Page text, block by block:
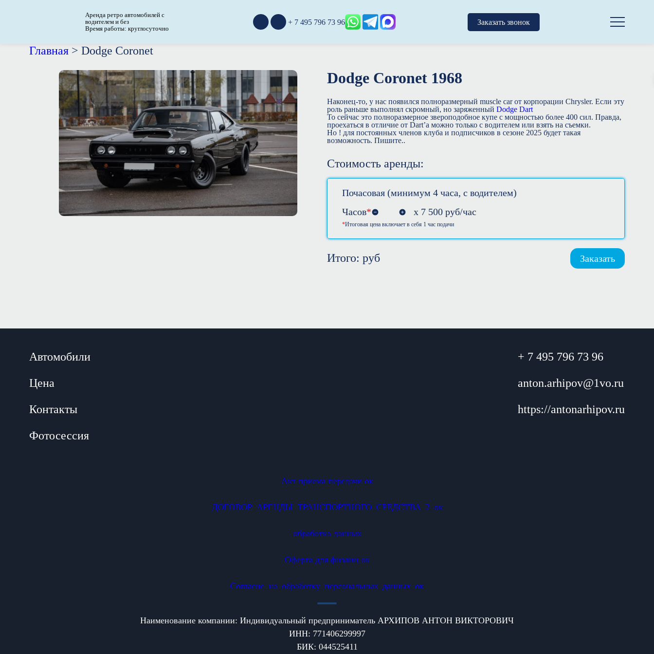
Аренда ретро автомобилей с
водителем и без
Время работы: круглосуточно
+ 7 495 796 73 96 Заказать звонок
Главная > Dodge Coronet
Dodge Coronet 1968
Наконец-то, у нас появился полноразмерный muscle car от корпорации Chrysler. Если эту
роль раньше выполнял скромный, но заряженный Dodge Dart
То сейчас это полноразмерное звероподобное купе с мощностью более 400 сил. Правда,
проехаться в отличие от Dart’a можно только с водителем или взять на съемки.
Но ! для постоянных членов клуба и подписчиков в сезоне 2025 будет такая
возможность. Пишите..
Стоимость аренды:
Почасовая (минимум 4 часа, с водителем)
Часов* х 7 500 руб/час
Итоговая цена включает в себя 1 час подачи
Итого: руб Заказать
Автомобили
Цена
Контакты
Фотосессия
+ 7 495 796 73 96
anton.arhipov@1vo.ru
https://antonarhipov.ru
Акт приема передачи ок
ДОГОВОР_АРЕНДЫ_ТРАНСПОРТНОГО_СРЕДСТВА_2_ок
обработка данных
Оферта для физлиц ок
Согласие_на_обработку_персональных_данных_ок
Наименование компании: Индивидуальный предприниматель АРХИПОВ АНТОН ВИКТОРОВИЧ
ИНН: 771406299997
БИК: 044525411